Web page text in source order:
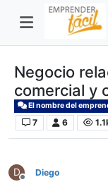
Negocio
comercial y
El nombre del
7 6
D
Desconectado
Diego